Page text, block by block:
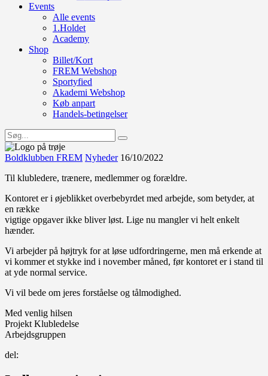
Events
Alle events
1.Holdet
Academy
Shop
Billet/Kort
FREM Webshop
Sportyfied
Akademi Webshop
Køb anpart
Handels-betingelser
Boldklubben FREM Nyheder 16/10/2022
Til klubledere, trænere, medlemmer og forældre.
Kontoret er i øjeblikket overbebyrdet med arbejde, som betyder, at
en række
vigtige opgaver ikke bliver løst. Lige nu mangler vi helt enkelt
hænder.
Vi arbejder på højtryk for at løse udfordringerne, men må erkende at
vi kommer et stykke ind i november måned, før kontoret er i stand til
at yde normal service.
Vi vil bede om jeres forståelse og tålmodighed.
Med venlig hilsen
Projekt Klubledelse
Arbejdsgruppen
del: